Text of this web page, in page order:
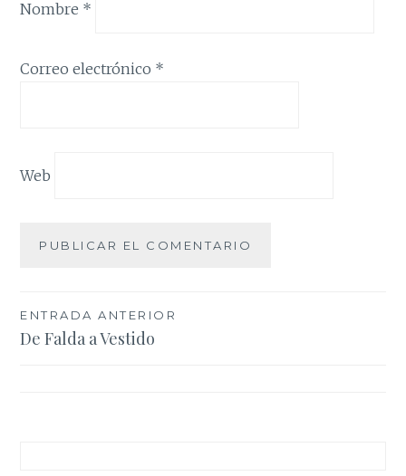
Nombre *
Correo electrónico *
Web
Navegación
de
ENTRADA ANTERIOR
De Falda a Vestido